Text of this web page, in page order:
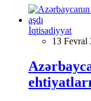
İqtisadiyyat
13 Fevral